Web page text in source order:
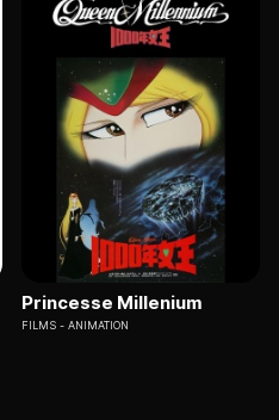
Princesse Millenium
FILMS ANIMATION